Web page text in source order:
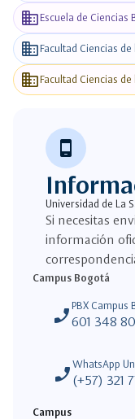
businessEscuela de Ciencias
businessFacultad Ciencias de
businessFacultad Ciencias de
phone_android
Universidad de La
Si necesitas
información
Campus Bogotá
phone_enabled PBX Campus
601 348
phone_enabled WhatsApp
(+57) 321
Campus